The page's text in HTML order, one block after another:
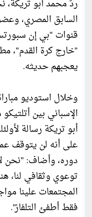
ردّ محمد أبو تريكة،
السابق المصري،
قنوات "بي إن
"خارج كرة القدم"،
يعجبهم حديثه.
وخلال استوديو
الإسباني بين
أبو تريكة رسالة
على أنه لن يتوقف
دوره، وأضاف: "نحن
توعوي وثقافي لنا،
المجتمعات علينا
فقط أطفئ التلفاز".